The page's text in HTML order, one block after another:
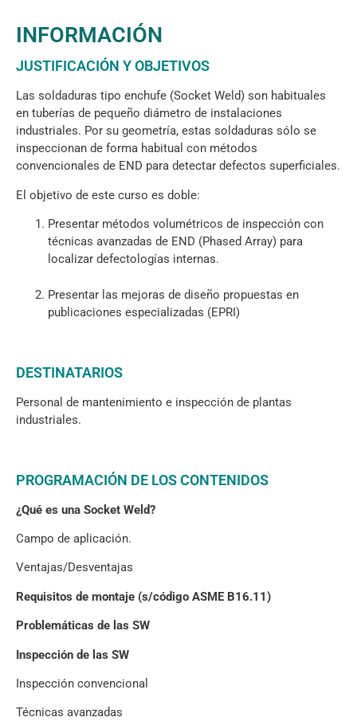
INFORMACIÓN
JUSTIFICACIÓN Y OBJETIVOS
Las soldaduras tipo enchufe (Socket Weld) son habituales
en tuberías de pequeño diámetro de instalaciones
industriales. Por su geometría, estas soldaduras sólo se
inspeccionan de forma habitual con métodos
convencionales de END para detectar defectos superficiales.
El objetivo de este curso es doble:
Presentar métodos volumétricos de inspección con
técnicas avanzadas de END (Phased Array) para
localizar defectologías internas.
Presentar las mejoras de diseño propuestas en
publicaciones especializadas (EPRI)
DESTINATARIOS
Personal de mantenimiento e inspección de plantas
industriales.
PROGRAMACIÓN DE LOS CONTENIDOS
¿Qué es una Socket Weld?
Campo de aplicación.
Ventajas/Desventajas
Requisitos de montaje (s/código ASME B16.11)
Problemáticas de las SW
Inspección de las SW
Inspección convencional
Técnicas avanzadas